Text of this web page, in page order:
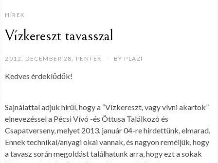
HÍREK
Vízkereszt tavasszal
2012. DECEMBER 28. PÉNTEK BY PLAZI
Kedves érdeklődők!
Sajnálattal adjuk hírül, hogy a “Vízkereszt, vagy vívni akartok”
elnevezéssel a Pécsi Vívó -és Öttusa Találkozó és
Csapatverseny, melyet 2013. január 04-re hirdettünk, elmarad.
Ennek technikai/anyagi okai vannak, és nagyon reméljük, hogy
a tavasz során megoldást találhatunk arra, hogy ezt a sokak